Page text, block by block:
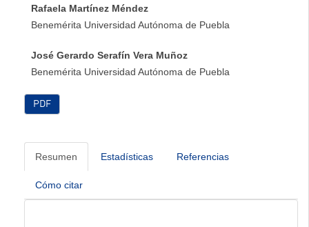
Rafaela Martínez Méndez
Benemérita Universidad Autónoma de Puebla
José Gerardo Serafín Vera Muñoz
Benemérita Universidad Autónoma de Puebla
PDF
Resumen Estadísticas Referencias
Cómo citar